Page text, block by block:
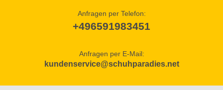
Anfragen per Telefon:
+496591983451
Anfragen per E-Mail:
kundenservice@schuhparadies.net